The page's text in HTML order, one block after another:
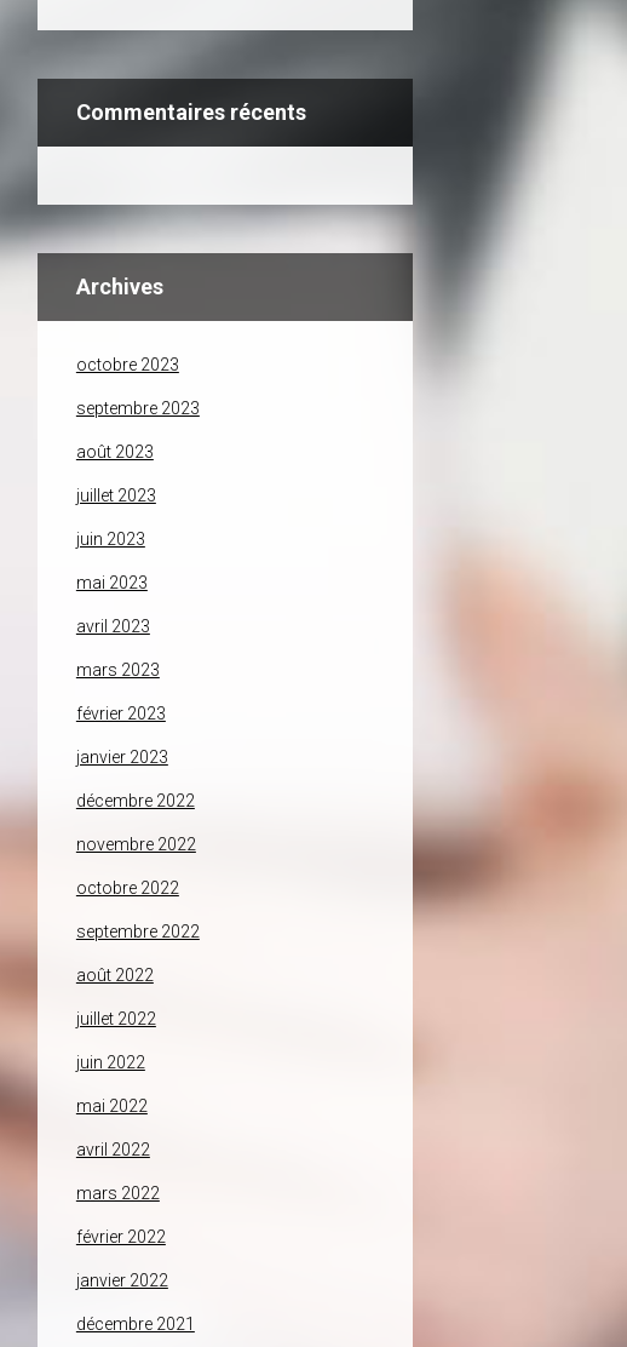
Commentaires récents
Archives
octobre 2023
septembre 2023
août 2023
juillet 2023
juin 2023
mai 2023
avril 2023
mars 2023
février 2023
janvier 2023
décembre 2022
novembre 2022
octobre 2022
septembre 2022
août 2022
juillet 2022
juin 2022
mai 2022
avril 2022
mars 2022
février 2022
janvier 2022
décembre 2021